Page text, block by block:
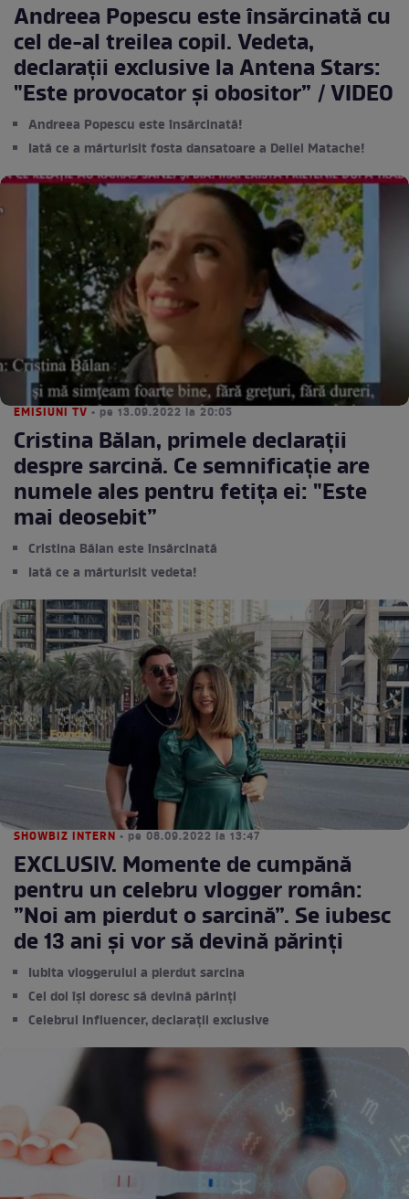
Andreea Popescu este însărcinată cu
cel de-al treilea copil. Vedeta,
declarații exclusive la Antena Stars:
"Este provocator și obositor” / VIDEO
Andreea Popescu este însărcinată!
Iată ce a mărturisit fosta dansatoare a Deliei Matache!
EMISIUNI TV • pe 13.09.2022 la 20:05
Cristina Bălan, primele declarații
despre sarcină. Ce semnificație are
numele ales pentru fetița ei: "Este
mai deosebit”
Cristina Bălan este însărcinată
Iată ce a mărturisit vedeta!
SHOWBIZ INTERN • pe 08.09.2022 la 13:47
EXCLUSIV. Momente de cumpănă
pentru un celebru vlogger român:
”Noi am pierdut o sarcină”. Se iubesc
de 13 ani și vor să devină părinți
Iubita vloggerului a pierdut sarcina
Cei doi își doresc să devină părinți
Celebrul influencer, declarații exclusive